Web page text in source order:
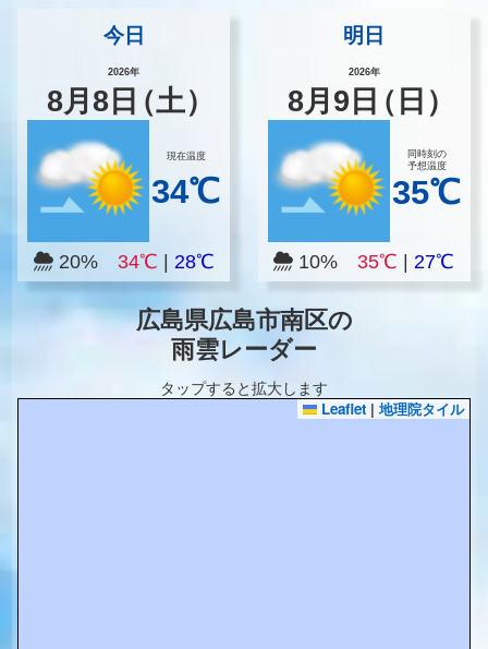
今日
2026年
8月8 日（土）
現在温度
34℃
20% 34℃ 28℃
明日
2026年
8月 9 日（日）
同時刻の
予想温度
35℃
10%35℃ |27℃
広島県広島市南区の
雨雲レーダー
タップすると拡大します
Leaflet | 地理院タイル